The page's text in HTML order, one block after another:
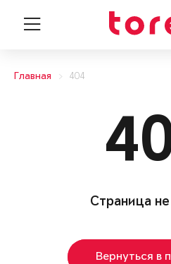
Главная 404
Страница
Вернуться в